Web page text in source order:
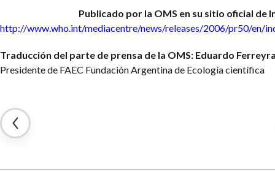
Publicado por la OMS en su sitio oficial de
http://www.who.int/mediacentre/news/releases/2006/pr50/en/
Traducción del parte de prensa de la OMS: Eduardo
Presidente de FAEC Fundación Argentina de Ecología científica